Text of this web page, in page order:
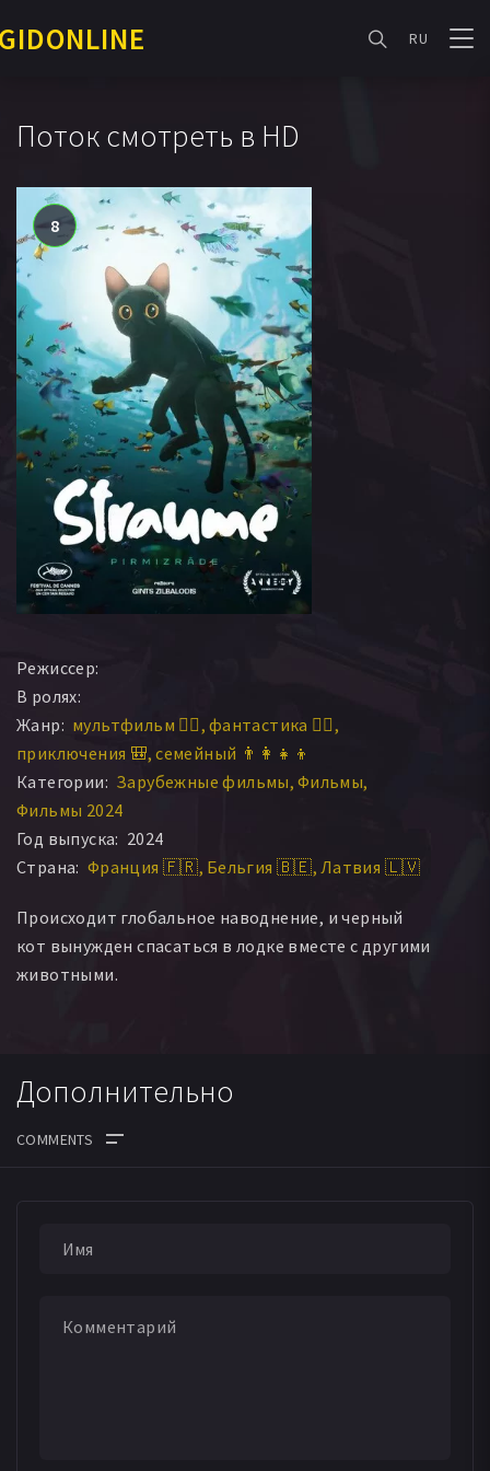
RU
Поток смотреть в HD
8
Режиссер:
В ролях:
Жанр: мультфильм 🧚‍♀️ фантастика 🧙‍♀️
приключения 🎒 семейный 👨‍👩‍👧‍👦
Категории: Зарубежные фильмы Фильмы
Фильмы 2024
Год выпуска: 2024
Страна: Франция 🇫🇷 Бельгия 🇧🇪 Латвия 🇱🇻
Происходит глобальное наводнение, и черный
кот вынужден спасаться в лодке вместе с другими
животными.
Дополнительно